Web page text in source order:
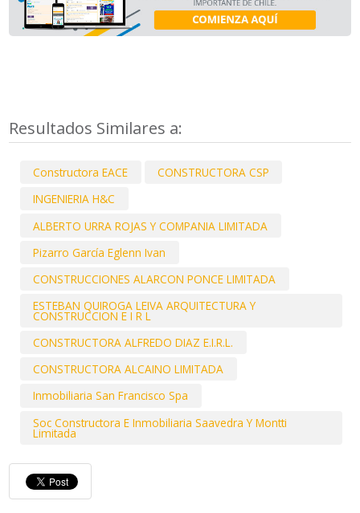
Resultados Similares a:
Constructora EACE
CONSTRUCTORA CSP
INGENIERIA H&C
ALBERTO URRA ROJAS Y COMPANIA LIMITADA
Pizarro García Eglenn Ivan
CONSTRUCCIONES ALARCON PONCE LIMITADA
ESTEBAN QUIROGA LEIVA ARQUITECTURA Y
CONSTRUCCION E I R L
CONSTRUCTORA ALFREDO DIAZ E.I.R.L.
CONSTRUCTORA ALCAINO LIMITADA
Inmobiliaria San Francisco Spa
Soc Constructora E Inmobiliaria Saavedra Y Montti
Limitada